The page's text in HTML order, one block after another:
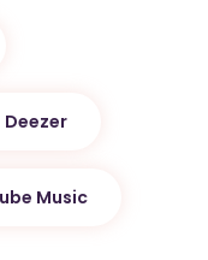
Deezer
Music